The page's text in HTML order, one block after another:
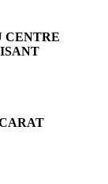
CENTRE